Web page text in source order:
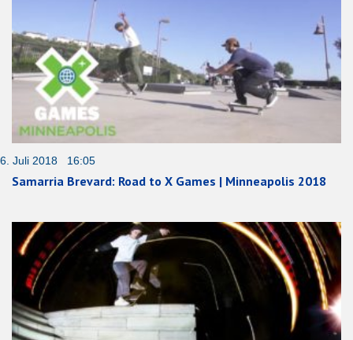
6. Juli 2018 16:05
Samarria Brevard: Road to X Games | Minneapolis 2018